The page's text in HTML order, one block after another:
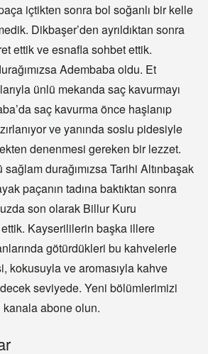
içtikten sonra bol soğanlı bir kelle
Dikbaşer’den ayrıldıktan sonra
ettik ve esnafla sohbet ettik.
Adembaba oldu. Et
ünlü mekanda saç kavurmayı
saç kavurma önce haşlanıp
ve yanında soslu pidesiyle
denenmesi gereken bir lezzet.
durağımızsa Tarihi Altınbaşak
paçanın tadına baktıktan sonra
son olarak Billur Kuru
Kayserililerin başka illere
götürdükleri bu kahvelerle
kokusuyla ve aromasıyla kahve
seviyede. Yeni bölümlerimizi
abone olun.